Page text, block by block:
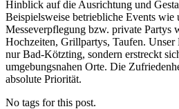
Hinblick auf die Ausrichtung und
Beispielsweise betriebliche Events wie
Messeverpflegung bzw. private Partys
Hochzeiten, Grillpartys, Taufen.
nur Bad-Kötzting, sondern erstreckt
umgebungsnahen Orte. Die
absolute Priorität.
No tags for this post.